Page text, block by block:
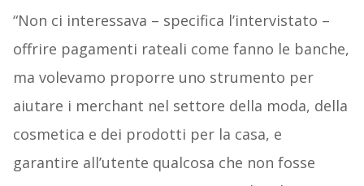
“Non ci interessava – specifica l’intervistato –
offrire pagamenti rateali come fanno le banche,
ma volevamo proporre uno strumento per
aiutare i merchant nel settore della moda, della
cosmetica e dei prodotti per la casa, e
garantire all’utente qualcosa che non fosse